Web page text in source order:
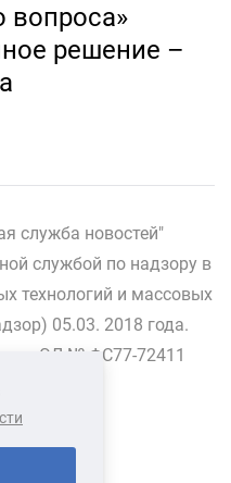
вопроса»
решение –
служба новостей"
службой по надзору в
технологий и массовых
05.03. 2018 года.
ЭЛ № ФС77-72411